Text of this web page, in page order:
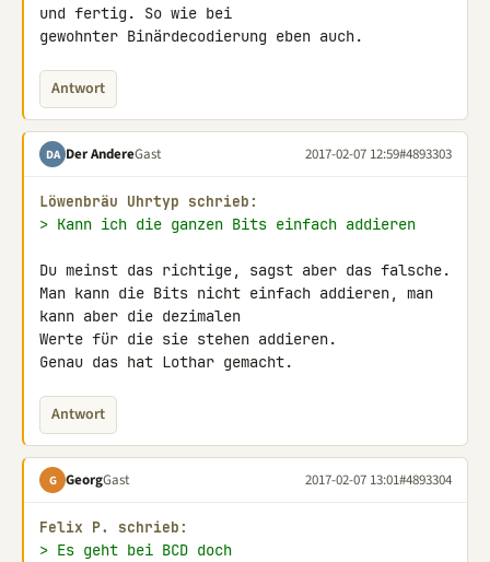
und fertig. So wie bei
gewohnter Binärdecodierung eben auch.
Antwort
DA Der AndereGast 2017-02-07 12:59#4893303
Löwenbräu Uhrtyp schrieb:
> Kann ich die ganzen Bits einfach addieren
Du meinst das richtige, sagst aber das falsche.
Man kann die Bits nicht einfach addieren, man
kann aber die dezimalen
Werte für die sie stehen addieren.
Genau das hat Lothar gemacht.
Antwort
G GeorgGast 2017-02-07 13:01#4893304
Felix P. schrieb:
> Es geht bei BCD doch